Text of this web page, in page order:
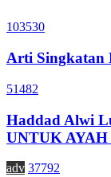
103530
Arti Singkatan
51482
Haddad Alwi
UNTUK
adv 37792